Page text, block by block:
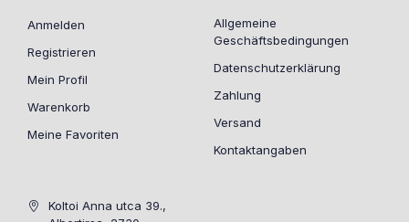
Anmelden
Registrieren
Mein Profil
Warenkorb
Meine Favoriten
Allgemeine
Geschäftsbedingungen
Datenschutzerklärung
Zahlung
Versand
Kontaktangaben
Koltoi Anna utca 39.,